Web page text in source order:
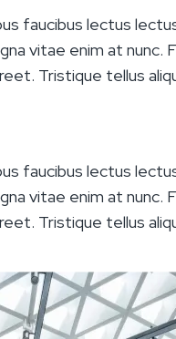
faucibus lectus
vitae enim at nunc.
Tristique tellus
faucibus lectus
vitae enim at nunc.
Tristique tellus